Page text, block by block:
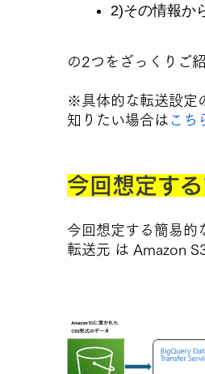
2)その情報か
の2つをざっくりご
※具体的な転送設定
知りたい場合は こち
今回想定す
今回想定する簡易的
転送元 は Amazon